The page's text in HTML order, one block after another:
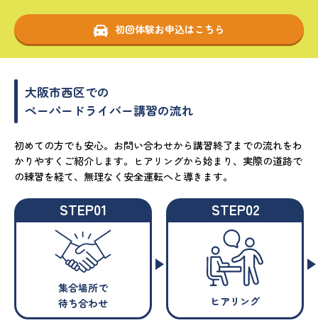
初回体験お申込はこちら
大阪市西区での
ペーパードライバー講習の流れ
初めての方でも安心。お問い合わせから講習終了までの流れをわ
かりやすくご紹介します。ヒアリングから始まり、実際の道路で
の練習を経て、無理なく安全運転へと導きます。
STEP01
集合場所で
待ち合わせ
STEP02
ヒアリング